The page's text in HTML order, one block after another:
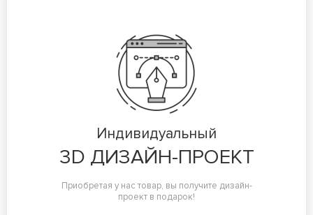
Индивидуальный
3D ДИЗАЙН-ПРОЕКТ
Приобретая у нас товар, вы получите дизайн-
проект в подарок!